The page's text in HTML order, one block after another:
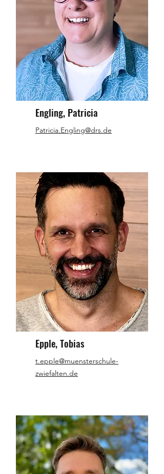
Engling, Patricia
Patricia.Engling@drs.de
Epple, Tobias
t.epple@muensterschule-
zwiefalten.de​